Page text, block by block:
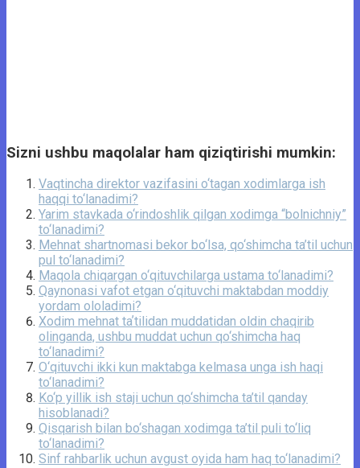
Sizni ushbu maqolalar ham qiziqtirishi mumkin:
Vaqtincha direktor vazifasini o‘tagan xodimlarga ish
haqqi to‘lanadimi?
Yarim stavkada o‘rindoshlik qilgan xodimga “bolnichniy”
to‘lanadimi?
Mehnat shartnomasi bekor bo‘lsa, qo‘shimcha ta’til uchun
pul to‘lanadimi?
Maqola chiqargan o‘qituvchilarga ustama to‘lanadimi?
Qaynonasi vafot etgan o‘qituvchi maktabdan moddiy
yordam ololadimi?
Xodim mehnat taʼtilidan muddatidan oldin chaqirib
olinganda, ushbu muddat uchun qo‘shimcha haq
to‘lanadimi?
O‘qituvchi ikki kun maktabga kelmasa unga ish haqi
to‘lanadimi?
Ko‘p yillik ish staji uchun qo‘shimcha ta’til qanday
hisoblanadi?
Qisqarish bilan bo‘shagan xodimga ta’til puli to‘liq
to‘lanadimi?
Sinf rahbarlik uchun avgust oyida ham haq to‘lanadimi?